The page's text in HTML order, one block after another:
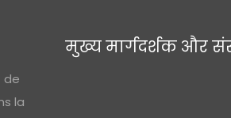
de
la
मुख्य मार्गदर्शक और